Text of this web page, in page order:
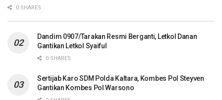
0 SHARES
Dandim 0907/Tarakan Resmi Berganti, Letkol Danan
Gantikan Letkol Syaiful
0 SHARES
Sertijab Karo SDM Polda Kaltara, Kombes Pol Steyven
Gantikan Kombes Pol Warsono